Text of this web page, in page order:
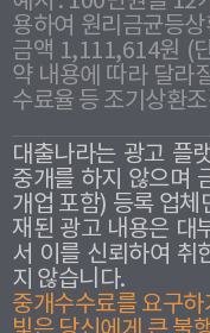
용하여 원리금균등
금액 1,111,614원 (
약 내용에 따라 달라
수료율 등 조기상환
대출나라는 광고 플
중개를 하지 않으며
개업 포함) 등록 업체
재된 광고 내용은 대
서 이를 신뢰하여 취
지 않습니다.
중개수수료를 요구